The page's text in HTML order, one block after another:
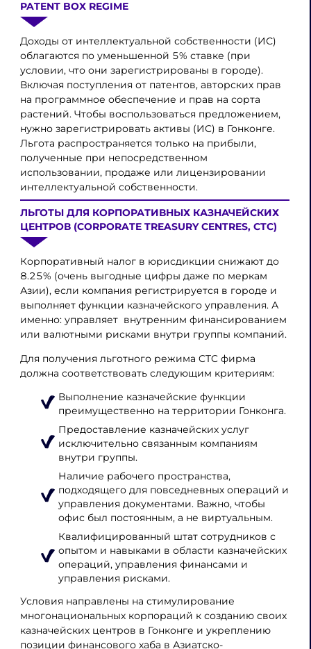
PATENT BOX REGIME
Доходы от интеллектуальной собственности (ИС)
облагаются по уменьшенной 5% ставке (при
условии, что они зарегистрированы в городе).
Включая поступления от патентов, авторских прав
на программное обеспечение и прав на сорта
растений. Чтобы воспользоваться предложением,
нужно зарегистрировать активы (ИС) в Гонконге.
Льгота распространяется только на прибыли,
полученные при непосредственном
использовании, продаже или лицензировании
интеллектуальной собственности.
ЛЬГОТЫ ДЛЯ КОРПОРАТИВНЫХ КАЗНАЧЕЙСКИХ
ЦЕНТРОВ (CORPORATE TREASURY CENTRES, CTC)
Корпоративный налог в юрисдикции снижают до
8.25% (очень выгодные цифры даже по меркам
Азии), если компания регистрируется в городе и
выполняет функции казначейского управления. А
именно: управляет внутренним финансированием
или валютными рисками внутри группы компаний.
Для получения льготного режима CTC фирма
должна соответствовать следующим критериям:
Выполнение казначейские функции
преимущественно на территории Гонконга.
Предоставление казначейских услуг
исключительно связанным компаниям
внутри группы.
Наличие рабочего пространства,
подходящего для повседневных операций и
управления документами. Важно, чтобы
офис был постоянным, а не виртуальным.
Квалифицированный штат сотрудников с
опытом и навыками в области казначейских
операций, управления финансами и
управления рисками.
Условия направлены на стимулирование
многонациональных корпораций к созданию своих
казначейских центров в Гонконге и укреплению
позиции финансового хаба в Азиатско-